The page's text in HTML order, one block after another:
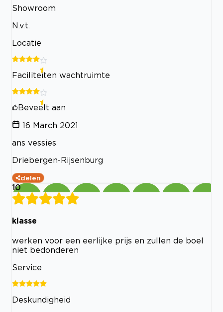
Showroom
N.v.t.
Locatie
Faciliteiten wachtruimte
Beveelt aan
16 March 2021
ans vessies
Driebergen-Rijsenburg
delen
10
klasse
werken voor een eerlijke prijs en zullen de boel
niet bedonderen
Service
Deskundigheid